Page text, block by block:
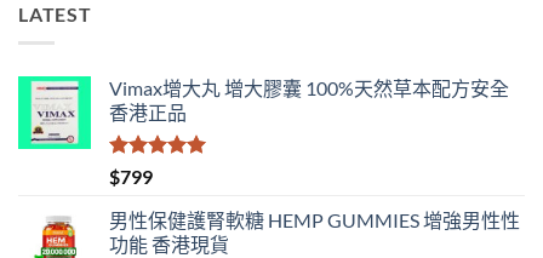
LATEST
Vimax增大丸 增大膠囊 100%天然草本配方安全
香港正品
評分
滿分 5
$799
男性保健護腎軟糖 HEMP GUMMIES 增強男性性
功能 香港現貨